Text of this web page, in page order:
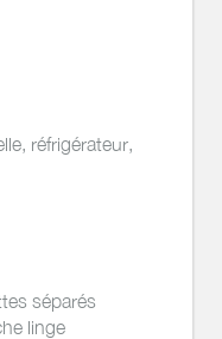
réfrigérateur,
séparés
linge